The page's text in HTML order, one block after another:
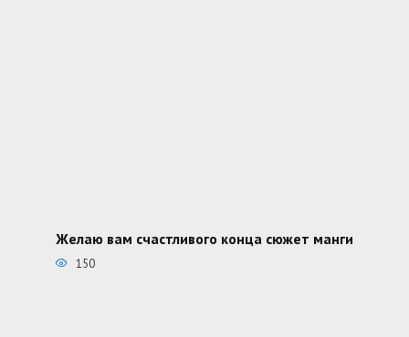
Желаю вам счастливого конца сюжет манги
150